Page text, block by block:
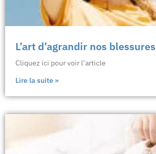
L’art d’agrandir nos blessures
Cliquez ici pour voir l’article
Lire la suite »